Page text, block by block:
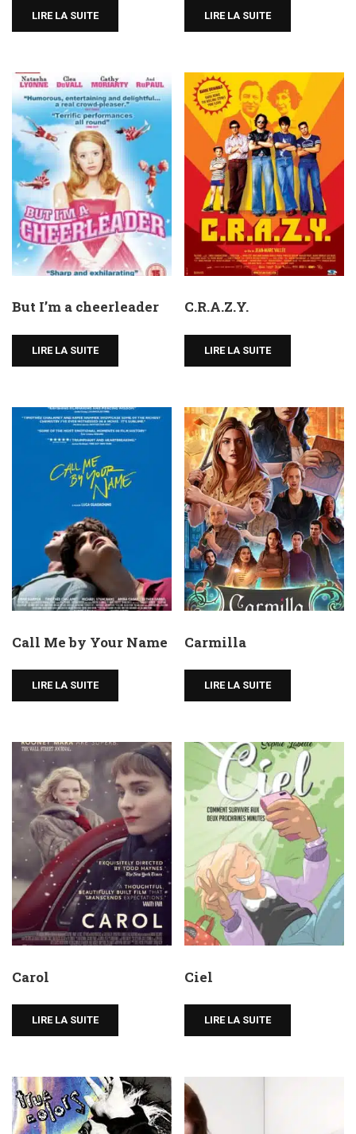
LIRE LA SUITE LIRE LA SUITE
But I’m a cheerleader
LIRE LA SUITE
C.R.A.Z.Y.
LIRE LA SUITE
Call Me by Your Name
LIRE LA SUITE
Carmilla
LIRE LA SUITE
Carol
LIRE LA SUITE
Ciel
LIRE LA SUITE